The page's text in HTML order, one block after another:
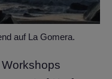
auf La Gomera.